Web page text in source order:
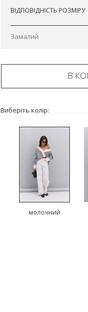
ВІДПОВІДНІСТЬ РОЗМІРУ
Замалий
В
Виберіть колір:
молочний